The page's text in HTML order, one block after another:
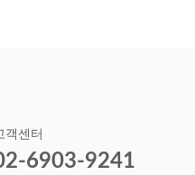
객센터
6903-9241